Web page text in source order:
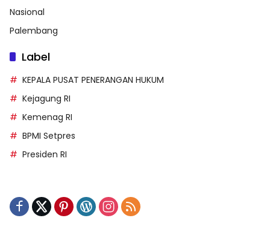
Nasional
Palembang
Label
KEPALA PUSAT PENERANGAN HUKUM
Kejagung RI
Kemenag RI
BPMI Setpres
Presiden RI